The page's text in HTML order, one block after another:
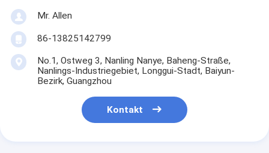
Mr. Allen
86-13825142799
No.1, Ostweg 3, Nanling Nanye, Baheng-Straße,
Nanlings-Industriegebiet, Longgui-Stadt, Baiyun-
Bezirk, Guangzhou
Kontakt